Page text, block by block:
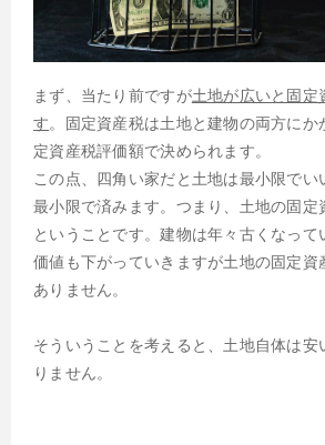
まず、当たり前ですが土地が広いと固定
す。固定資産税は土地と建物の両方にか
定資産税評価額で決められます。
この点、四角い家だと土地は最小限でい
最小限で済みます。つまり、土地の固定
ということです。建物は年々古くなって
価値も下がっていきますが土地の固定資
ありません。
そういうことを考えると、土地自体は安
りません。